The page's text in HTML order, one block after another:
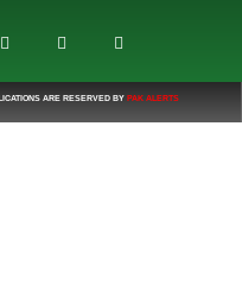
ARE RESERVED BY PAK ALERTS